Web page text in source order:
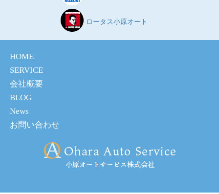
ロータス小原オート
HOME
SERVICE
会社概要
BLOG
News
お問い合わせ